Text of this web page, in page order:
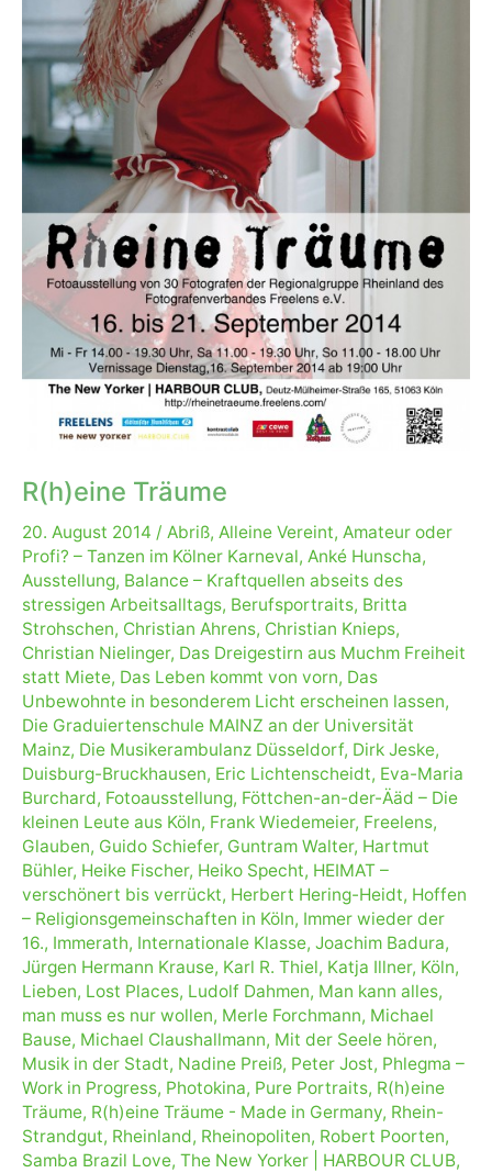
R(h)eine Träume
20. August 2014 / Abriß, Alleine Vereint, Amateur oder
Profi? – Tanzen im Kölner Karneval, Anké Hunscha,
Ausstellung, Balance – Kraftquellen abseits des
stressigen Arbeitsalltags, Berufsportraits, Britta
Strohschen, Christian Ahrens, Christian Knieps,
Christian Nielinger, Das Dreigestirn aus Muchm Freiheit
statt Miete, Das Leben kommt von vorn, Das
Unbewohnte in besonderem Licht erscheinen lassen,
Die Graduiertenschule MAINZ an der Universität
Mainz, Die Musikerambulanz Düsseldorf, Dirk Jeske,
Duisburg-Bruckhausen, Eric Lichtenscheidt, Eva-Maria
Burchard, Fotoausstellung, Föttchen-an-der-Ääd – Die
kleinen Leute aus Köln, Frank Wiedemeier, Freelens,
Glauben, Guido Schiefer, Guntram Walter, Hartmut
Bühler, Heike Fischer, Heiko Specht, HEIMAT –
verschönert bis verrückt, Herbert Hering-Heidt, Hoffen
– Religionsgemeinschaften in Köln, Immer wieder der
16., Immerath, Internationale Klasse, Joachim Badura,
Jürgen Hermann Krause, Karl R. Thiel, Katja Illner, Köln,
Lieben, Lost Places, Ludolf Dahmen, Man kann alles,
man muss es nur wollen, Merle Forchmann, Michael
Bause, Michael Claushallmann, Mit der Seele hören,
Musik in der Stadt, Nadine Preiß, Peter Jost, Phlegma –
Work in Progress, Photokina, Pure Portraits, R(h)eine
Träume, R(h)eine Träume - Made in Germany, Rhein-
Strandgut, Rheinland, Rheinopoliten, Robert Poorten,
Samba Brazil Love, The New Yorker | HARBOUR CLUB,